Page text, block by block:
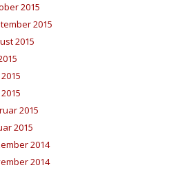
2015
2015
2015
2015
2015
2014
2014